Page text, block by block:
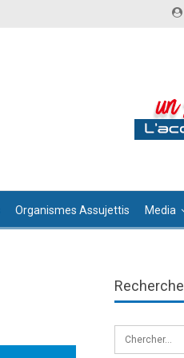
Organismes Assujettis Media
Recherche